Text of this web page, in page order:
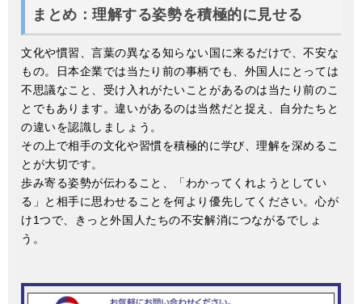
まとめ：理解する姿勢を積極的に見せる
文化や慣習、言葉の異なる知らない国に来るだけで、不安な
もの。日本企業では当たり前の事柄でも、外国人にとっては
不思議なこと、受け入れがたいことがあるのは当たり前のこ
とでもあります。違いがあるのは当然だと捉え、自分たちと
の違いを認識しましょう。
その上で相手の文化や習慣を積極的に学び、理解を深めるこ
とが大切です。
歩み寄る姿勢が伝わること、「わかってくれようとしてい
る」と相手に思わせることを何より優先してください。心が
け1つで、きっと外国人たちの不安解消につながるでしょ
う。